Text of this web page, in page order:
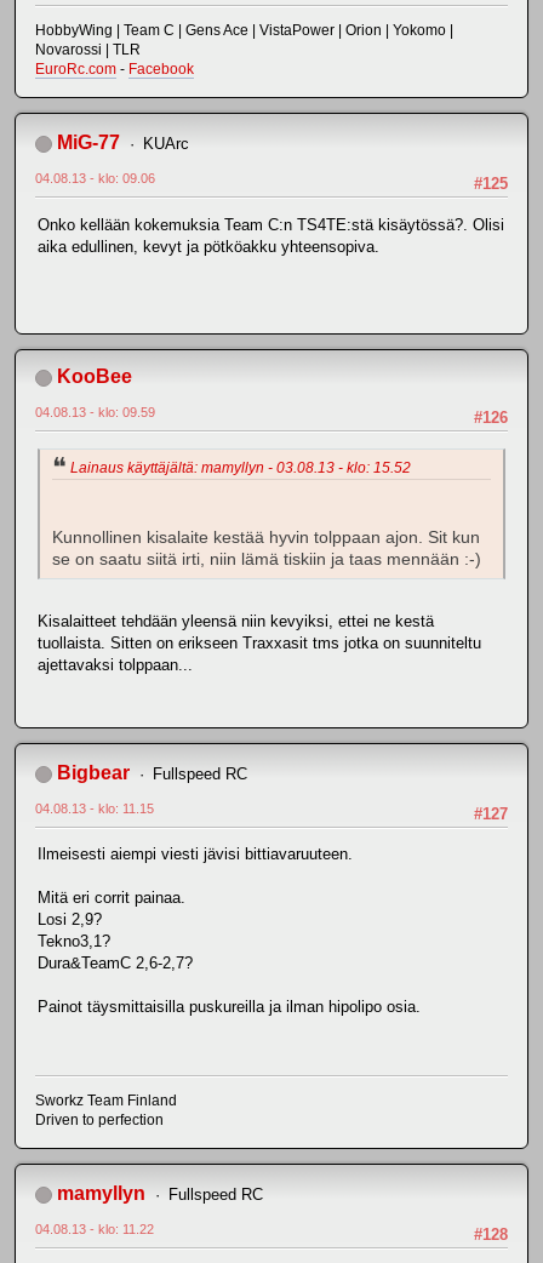
HobbyWing | Team C | Gens Ace | VistaPower | Orion | Yokomo |
Novarossi | TLR
EuroRc.com - Facebook
MiG-77 KUArc
#125
04.08.13 - klo: 09.06
Onko kellään kokemuksia Team C:n TS4TE:stä kisäytössä?. Olisi
aika edullinen, kevyt ja pötköakku yhteensopiva.
KooBee
#126
04.08.13 - klo: 09.59
Lainaus käyttäjältä: mamyllyn - 03.08.13 - klo: 15.52
Kunnollinen kisalaite kestää hyvin tolppaan ajon. Sit kun
se on saatu siitä irti, niin lämä tiskiin ja taas mennään :-)
Kisalaitteet tehdään yleensä niin kevyiksi, ettei ne kestä
tuollaista. Sitten on erikseen Traxxasit tms jotka on suunniteltu
ajettavaksi tolppaan...
Bigbear Fullspeed RC
#127
04.08.13 - klo: 11.15
Ilmeisesti aiempi viesti jävisi bittiavaruuteen.
Mitä eri corrit painaa.
Losi 2,9?
Tekno3,1?
Dura&TeamC 2,6-2,7?
Painot täysmittaisilla puskureilla ja ilman hipolipo osia.
Sworkz Team Finland
Driven to perfection
mamyllyn Fullspeed RC
#128
04.08.13 - klo: 11.22